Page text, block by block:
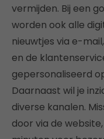
vermijden. Bij een
worden ook alle
nieuwtjes via e-
en de
gepersonaliseerd
Daarnaast wil je
diverse kanalen.
door via de